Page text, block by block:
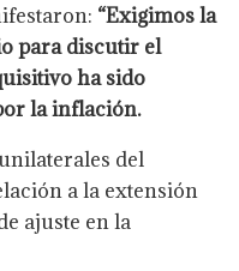
“Exigimos la
para discutir el
ha sido
la inflación.
del
a la extensión
ajuste en la